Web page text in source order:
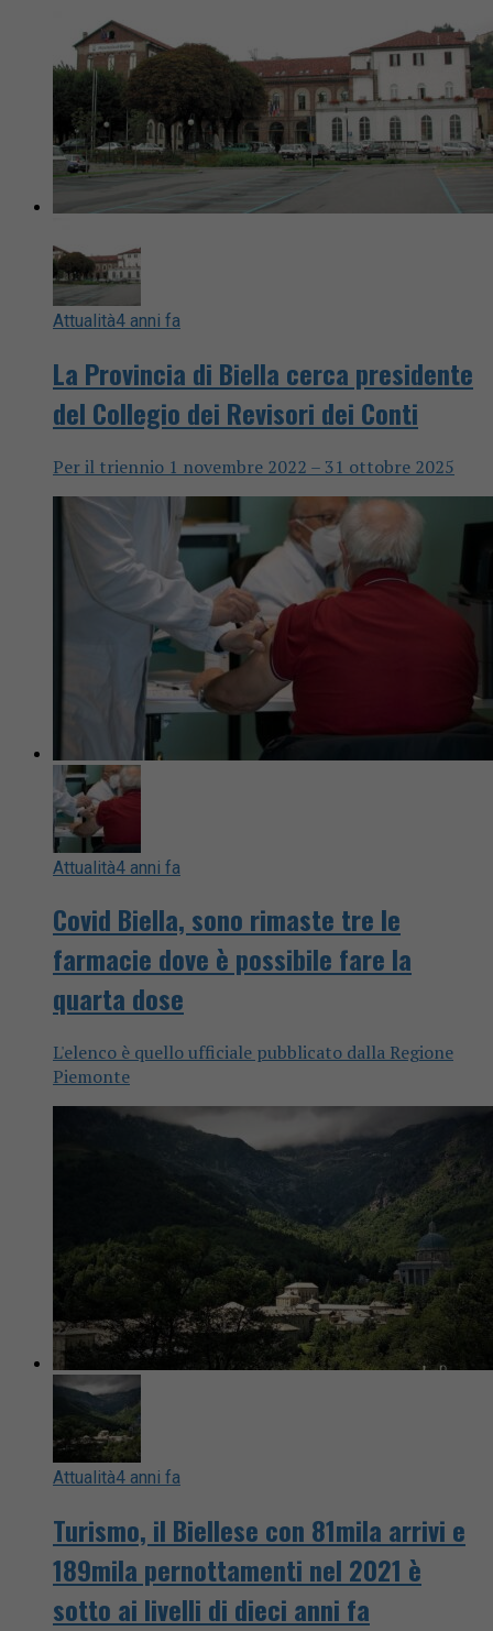
Attualità4 anni fa
La Provincia di Biella cerca presidente
del Collegio dei Revisori dei Conti
Per il triennio 1 novembre 2022 – 31 ottobre 2025
Attualità4 anni fa
Covid Biella, sono rimaste tre le
farmacie dove è possibile fare la
quarta dose
L'elenco è quello ufficiale pubblicato dalla Regione
Piemonte
Attualità4 anni fa
Turismo, il Biellese con 81mila arrivi e
189mila pernottamenti nel 2021 è
sotto ai livelli di dieci anni fa